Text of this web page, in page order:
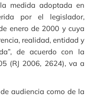
medida adoptada en
por el legislador,
enero de 2000 y cuya
realidad, entidad y
de acuerdo con la
(RJ 2006, 2624), va a
audiencia como de la